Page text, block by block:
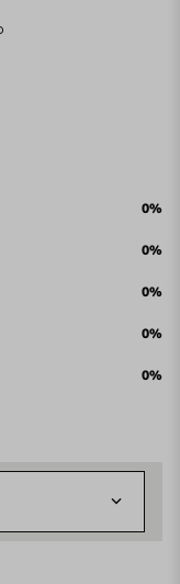
0%
0%
0%
0%
0%